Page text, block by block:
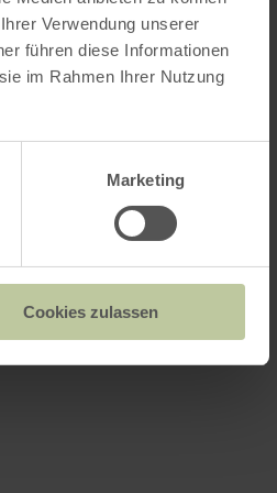
Verwendung unserer
führen diese Informationen
im Rahmen Ihrer Nutzung
Marketing
Cookies zulassen